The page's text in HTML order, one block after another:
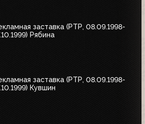
заставка (РТР, 08.09.1998-
Рябина
заставка (РТР, 08.09.1998-
Кувшин